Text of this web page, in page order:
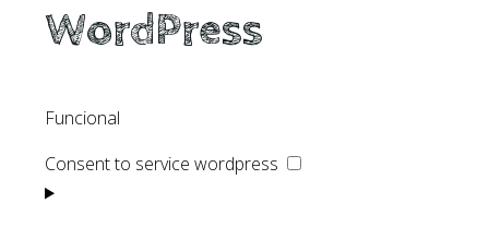
WordPress
Funcional
Consent to service wordpress